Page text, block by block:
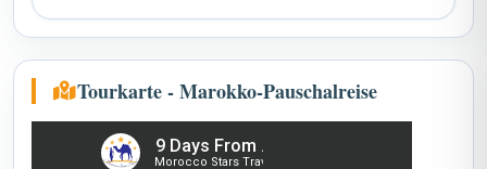
Tourkarte - Marokko-Pauschalreise